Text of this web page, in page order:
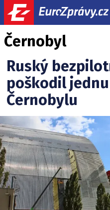
Černobyl
Ruský
poškodil
Černobylu